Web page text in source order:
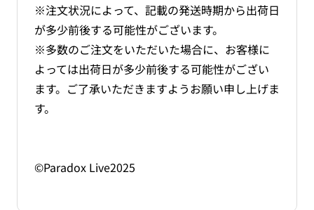
※注文状況によって、記載の発送時期から出荷日
が多少前後する可能性がございます。
※多数のご注文をいただいた場合に、お客様に
よっては出荷日が多少前後する可能性がござい
ます。ご了承いただきますようお願い申し上げま
す。
©Paradox Live2025